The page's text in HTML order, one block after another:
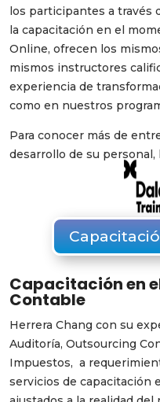
los participantes a través
la capacitación en el
Online, ofrecen los
mismos instructores
experiencia de
como en nuestros
Para conocer más de
desarrollo de su
Capacitación en
Contable
Herrera Chang con su
Auditoría, Outsourcing
Impuestos, a
servicios de capacitación